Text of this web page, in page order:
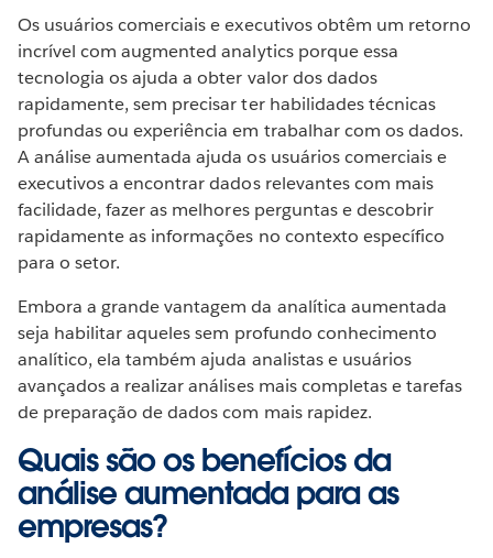
Os usuários comerciais e executivos obtêm um retorno
incrível com augmented analytics porque essa
tecnologia os ajuda a obter valor dos dados
rapidamente, sem precisar ter habilidades técnicas
profundas ou experiência em trabalhar com os dados.
A análise aumentada ajuda os usuários comerciais e
executivos a encontrar dados relevantes com mais
facilidade, fazer as melhores perguntas e descobrir
rapidamente as informações no contexto específico
para o setor.
Embora a grande vantagem da analítica aumentada
seja habilitar aqueles sem profundo conhecimento
analítico, ela também ajuda analistas e usuários
avançados a realizar análises mais completas e tarefas
de preparação de dados com mais rapidez.
Quais são os benefícios da
análise aumentada para as
empresas?